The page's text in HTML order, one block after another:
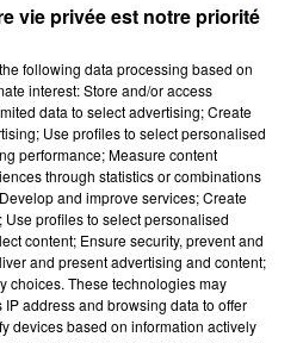
plateau de France 2 avec
va tenter de battre
de l'émission.
vie privée est notre priorité
following data processing based on
interest: Store and/or access
data to select advertising; Create
Use profiles to select personalised
performance; Measure content
through statistics or combinations
and improve services; Create
profiles to select personalised
content; Ensure security, prevent and
and present advertising and content;
choices. These technologies may
address and browsing data to offer
devices based on information actively